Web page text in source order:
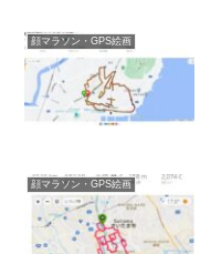
顔マラソン・GPS絵画
顔マラソン・GPS絵画